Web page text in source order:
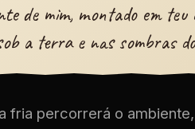
de mim, montado em teu
a terra e nas sombras
fria percorrerá o